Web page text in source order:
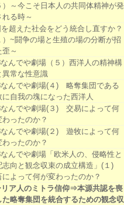
）～今こそ日本人の共同体精神が発
れる時～
超えた社会をどう統合し直すか？
）~闘争の場と生殖の場の分断が招
歪～
んでや劇場（５）西洋人の精神構
異常な性意識
んでや劇場(４) 略奪集団である
に自我の塊になった西洋人
んでや劇場(３) 交易によって何
わったのか？
んでや劇場(２) 遊牧によって何
わったのか？
んでや劇場「欧米人の、侵略性と
志向と観念収束の成立構造」(１)
によって何が変わったのか？
リア人のミトラ信仰⇒本源共認を喪
た略奪集団を統合するための観念収